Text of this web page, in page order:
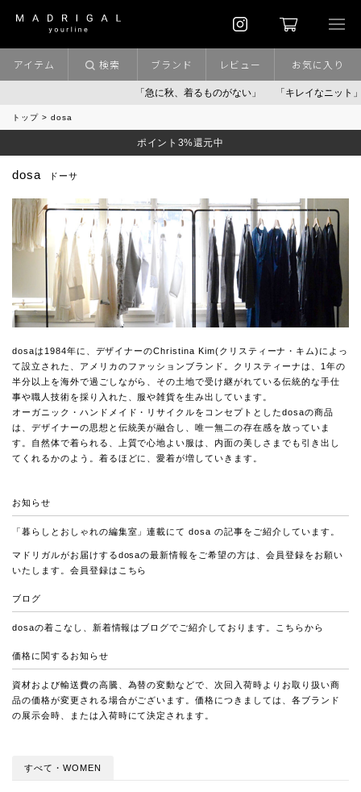
「急に秋、着るものがない」 「キレイなニット」 ポイ
アイテム 検索 ブランド レビュー お気に入り
トップ dosa
ポイント3%還元中
dosa ドーサ
dosaは1984年に、デザイナーのChristina Kim(クリスティーナ・キム)によっ
て設立された、アメリカのファッションブランド。クリスティーナは、1年の
半分以上を海外で過ごしながら、その土地で受け継がれている伝統的な手仕
事や職人技術を採り入れた、服や雑貨を生み出しています。
オーガニック・ハンドメイド・リサイクルをコンセプトとしたdosaの商品
は、デザイナーの思想と伝統美が融合し、唯一無二の存在感を放っていま
す。自然体で着られる、上質で心地よい服は、内面の美しさまでも引き出し
てくれるかのよう。着るほどに、愛着が増していきます。
お知らせ
「暮らしとおしゃれの編集室」連載にて dosa の記事をご紹介しています。
マドリガルがお届けするdosaの最新情報をご希望の方は、会員登録をお願い
いたします。会員登録は こちら
ブログ
dosaの着こなし、新着情報はブログでご紹介しております。 こちらから
価格に関するお知らせ
資材および輸送費の高騰、為替の変動などで、次回入荷時よりお取り扱い商
品の価格が変更される場合がございます。価格につきましては、各ブランド
の展示会時、または入荷時にて決定されます。
すべて・WOMEN